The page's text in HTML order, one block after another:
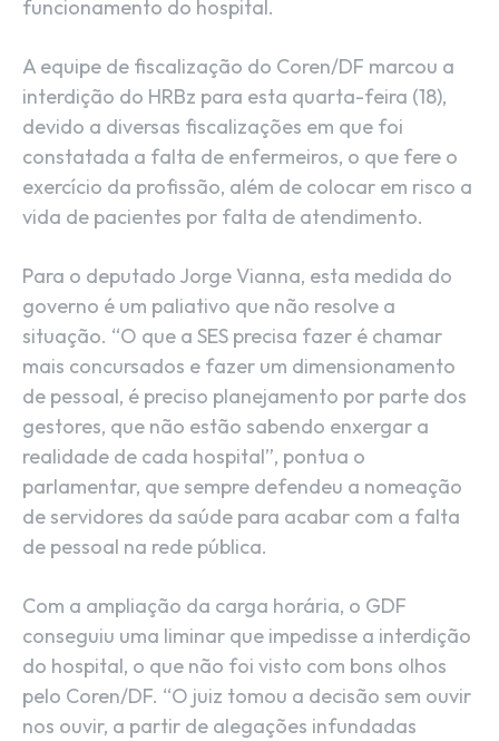
funcionamento do hospital.
A equipe de fiscalização do Coren/DF marcou a
interdição do HRBz para esta quarta-feira (18),
devido a diversas fiscalizações em que foi
constatada a falta de enfermeiros, o que fere o
exercício da profissão, além de colocar em risco a
vida de pacientes por falta de atendimento.
Para o deputado Jorge Vianna, esta medida do
governo é um paliativo que não resolve a
situação. “O que a SES precisa fazer é chamar
mais concursados e fazer um dimensionamento
de pessoal, é preciso planejamento por parte dos
gestores, que não estão sabendo enxergar a
realidade de cada hospital”, pontua o
parlamentar, que sempre defendeu a nomeação
de servidores da saúde para acabar com a falta
de pessoal na rede pública.
Com a ampliação da carga horária, o GDF
conseguiu uma liminar que impedisse a interdição
do hospital, o que não foi visto com bons olhos
pelo Coren/DF. “O juiz tomou a decisão sem ouvir
nos ouvir, a partir de alegações infundadas